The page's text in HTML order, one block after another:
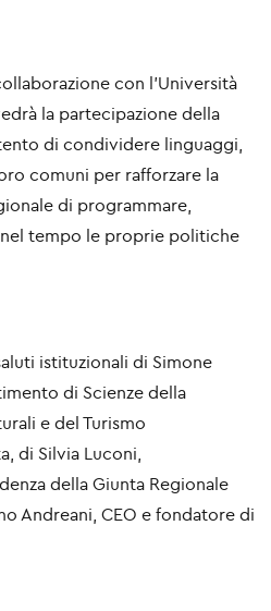
con l’Università
la partecipazione della
di condividere linguaggi,
comuni per rafforzare la
di programmare,
tempo le proprie politiche
istituzionali di Simone
di Scienze della
e del Turismo
di Silvia Luconi,
della Giunta Regionale
Andreani, CEO e fondatore di